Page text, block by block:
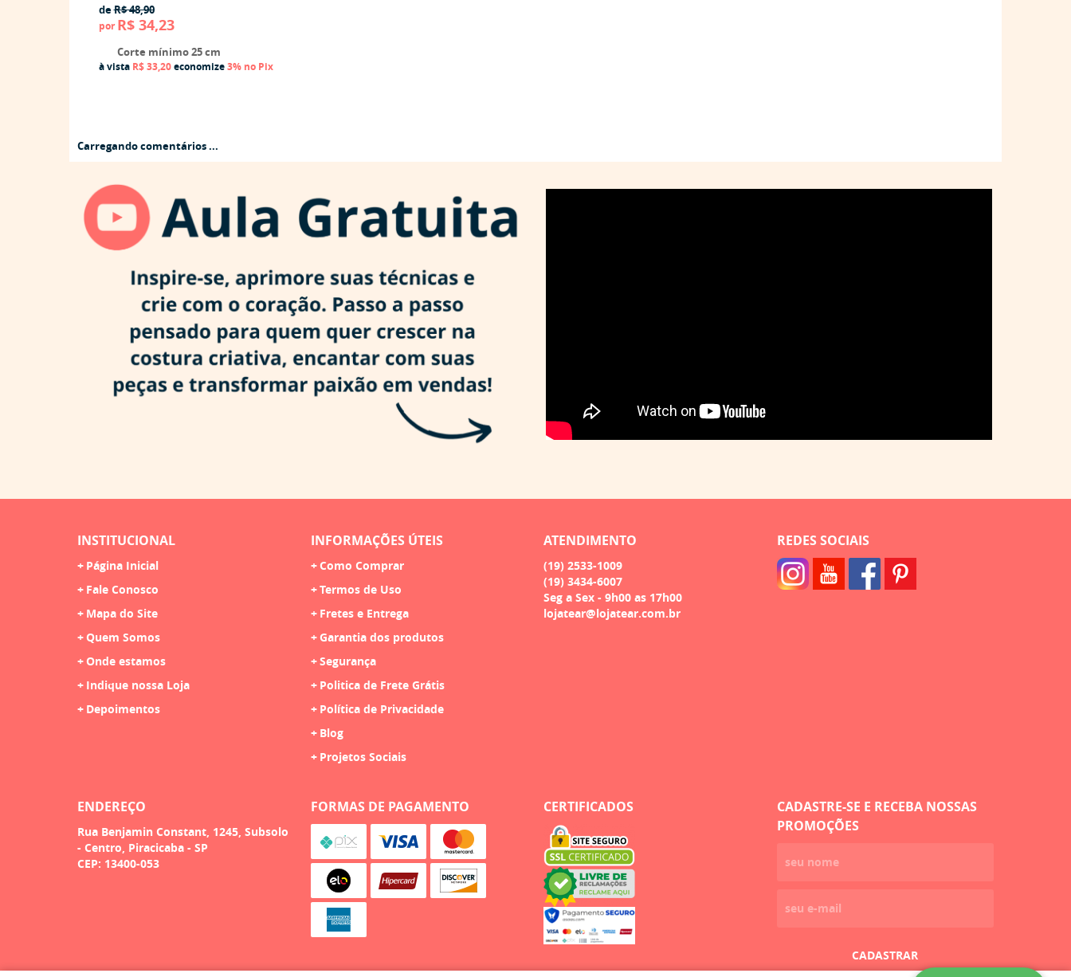
deR$ 48,90
por R$ 34,23
Corte mínimo 25 cm
à vista R$ 33,20economize3% no Pix
Carregando comentários ...
INSTITUCIONAL
Página Inicial
Fale Conosco
Mapa do Site
Quem Somos
Onde estamos
Indique nossa Loja
Depoimentos
INFORMAÇÕES ÚTEIS
Como Comprar
Termos de Uso
Fretes e Entrega
Garantia dos produtos
Segurança
Politica de Frete Grátis
Política de Privacidade
Blog
Projetos Sociais
ATENDIMENTO
(19) 2533-1009
(19) 3434-6007
Seg a Sex - 9h00 as 17h00
lojatear@lojatear.com.br
REDES SOCIAIS
ENDEREÇO
Rua Benjamin Constant, 1245, Subsolo
- Centro, Piracicaba - SP
CEP: 13400-053
FORMAS DE PAGAMENTO CERTIFICADOS
CADASTRE-SE E RECEBA NOSSAS
PROMOÇÕES
CADASTRAR